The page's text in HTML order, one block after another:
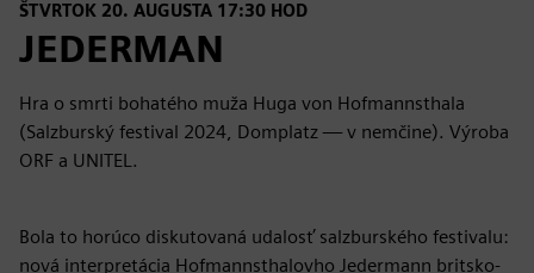
ŠTVRTOK 20. AUGUSTA 17:30 HOD
JEDERMAN
Hra o smrti bohatého muža Huga von Hofmannsthala
(Salzburský festival 2024, Domplatz — v nemčine). Výroba
ORF a UNITEL.
Bola to horúco diskutovaná udalosť salzburského festivalu:
nová interpretácia Hofmannsthalovho Jedermann britsko-